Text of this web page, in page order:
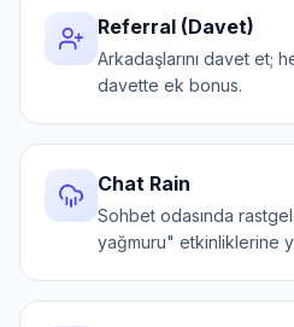
Referral (Davet)
Arkadaşlarını davet et;
davette ek bonus.
Chat Rain
Sohbet odasında
yağmuru" etkinliklerine